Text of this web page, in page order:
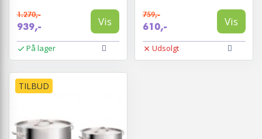
1.270,-
939,- Vis
På lager
759,-
610,- Vis
Udsolgt
TILBUD